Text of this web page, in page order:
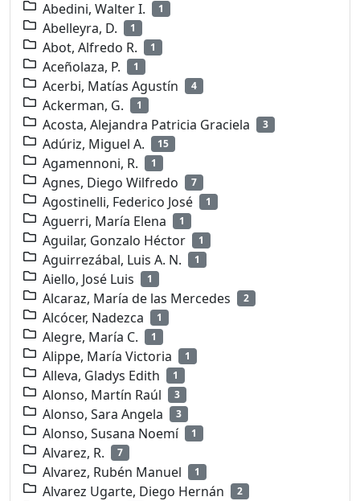
Abedini, Walter I. 1
Abelleyra, D. 1
Abot, Alfredo R. 1
Aceñolaza, P. 1
Acerbi, Matías Agustín 4
Ackerman, G. 1
Acosta, Alejandra Patricia Graciela 3
Adúriz, Miguel A. 15
Agamennoni, R. 1
Agnes, Diego Wilfredo 7
Agostinelli, Federico José 1
Aguerri, María Elena 1
Aguilar, Gonzalo Héctor 1
Aguirrezábal, Luis A. N. 1
Aiello, José Luis 1
Alcaraz, María de las Mercedes 2
Alcócer, Nadezca 1
Alegre, María C. 1
Alippe, María Victoria 1
Alleva, Gladys Edith 1
Alonso, Martín Raúl 3
Alonso, Sara Angela 3
Alonso, Susana Noemí 1
Alvarez, R. 7
Alvarez, Rubén Manuel 1
Alvarez Ugarte, Diego Hernán 2